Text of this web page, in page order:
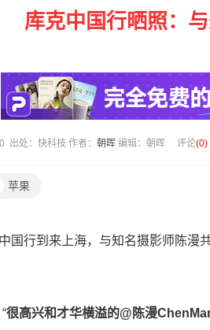
库克中国行晒照：
出处：快科技 作者： 朝晖 编辑：朝晖 评论(0)
苹果
国行到来上海，与知名摄影师陈漫
很高兴和才华横溢的@陈漫